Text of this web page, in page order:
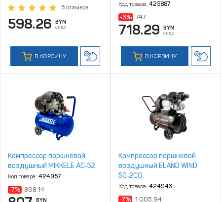
5 отзывов
598.26 BYN
с НДС
В КОРЗИНУ
Код товара: 425887
-3% 747
718.29 BYN
с НДС
В КОРЗИНУ
Компрессор поршневой
воздушный MIKKELE AC‑52
Код товара: 424957
-7% 868.14
BYN
Компрессор поршневой
воздушный ELAND WIND
50‑2CO
Код товара: 424943
-7% 1 005.94